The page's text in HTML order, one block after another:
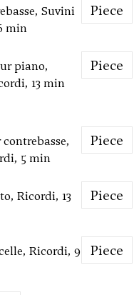
Suvini
min
Piece
piano,
13 min
Piece
5 min
Piece
Ricordi, 13
Piece
Ricordi, 9
Piece